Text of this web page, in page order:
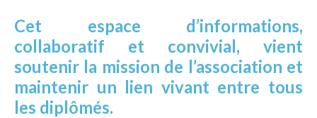
Cet espace d’informations,
collaboratif et convivial, vient
soutenir la mission de l’association et
maintenir un lien vivant entre tous
les diplômés.